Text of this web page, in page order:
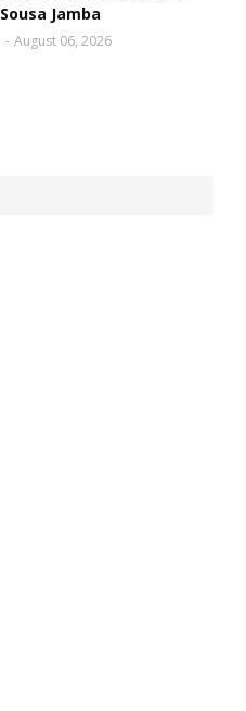
Sousa Jamba
- August 06, 2026